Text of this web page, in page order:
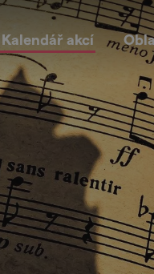
Kalendář akcí